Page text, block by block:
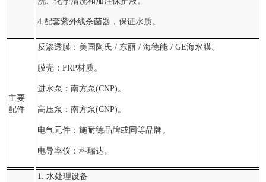
4.配套紫外线杀菌器，保证水质。
主要
配件
反渗透膜：美国陶氏 / 东丽 / 海德能 / GE海水膜。
膜壳：FRP材质。
进水泵：南方泵(CNP)。
高压泵：南方泵(CNP)。
电气元件：施耐德品牌或同等品牌。
电导率仪：科瑞达。
1. 水处理设备